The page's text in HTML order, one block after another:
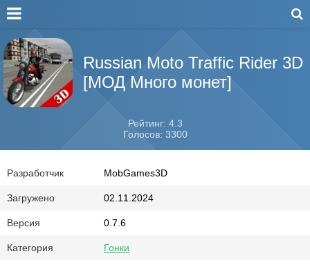
Russian Moto Traffic Rider 3D
[МОД Много монет]
Рейтинг: 4.3
Голосов: 3300
Разработчик MobGames3D
Загружено 02.11.2024
Версия 0.7.6
Категория Гонки